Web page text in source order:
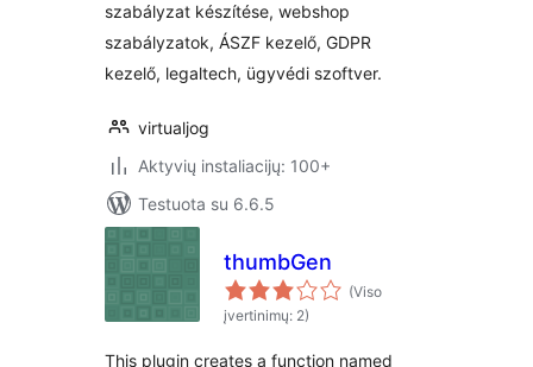
szabályzat készítése, webshop
szabályzatok, ÁSZF kezelő, GDPR
kezelő, legaltech, ügyvédi szoftver.
virtualjog
Aktyvių instaliacijų: 100+
Testuota su 6.6.5
thumbGen
(Viso
įvertinimų: 2)
This plugin creates a function named